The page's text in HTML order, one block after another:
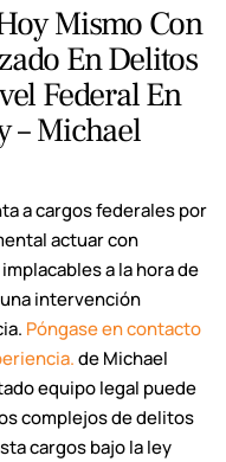
Mismo Con
En Delitos
Federal En
– Michael
a cargos federales por
actuar con
a la hora de
intervención
Póngase en contacto
de Michael
equipo legal puede
complejos de delitos
cargos bajo la ley